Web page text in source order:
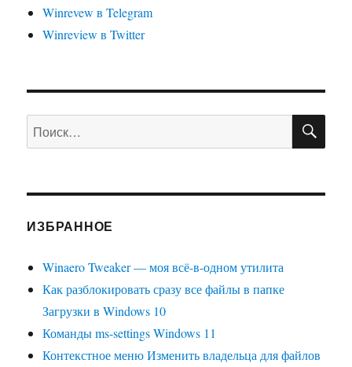
Winrevew в Telegram
Winreview в Twitter
Искать:
ИЗБРАННОЕ
Winaero Tweaker — моя всё-в-одном утилита
Как разблокировать сразу все файлы в папке
Загрузки в Windows 10
Команды ms-settings Windows 11
Контекстное меню Изменить владельца для файлов